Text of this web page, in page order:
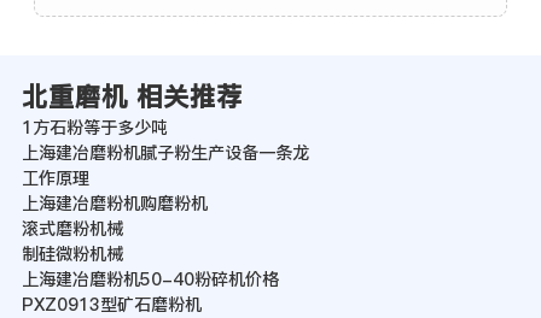
北重磨机 相关推荐
1方石粉等于多少吨
上海建冶磨粉机腻子粉生产设备一条龙
工作原理
上海建冶磨粉机购磨粉机
滚式磨粉机械
制硅微粉机械
上海建冶磨粉机50-40粉碎机价格
PXZ0913型矿石磨粉机